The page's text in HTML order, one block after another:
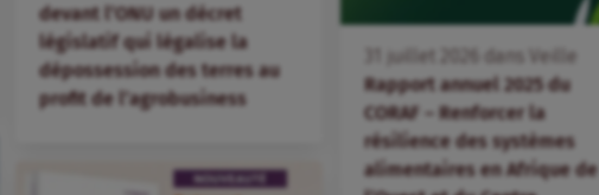
devant l’ONU un décret
législatif qui légalise la
dépossession des terres au
profit de l’agrobusiness
juillet dans
Veille
Rapport annuel 2025 du
CORAF – Renforcer la
résilience des systèmes
alimentaires en Afrique de